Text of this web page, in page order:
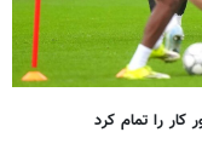
را تمام کرد